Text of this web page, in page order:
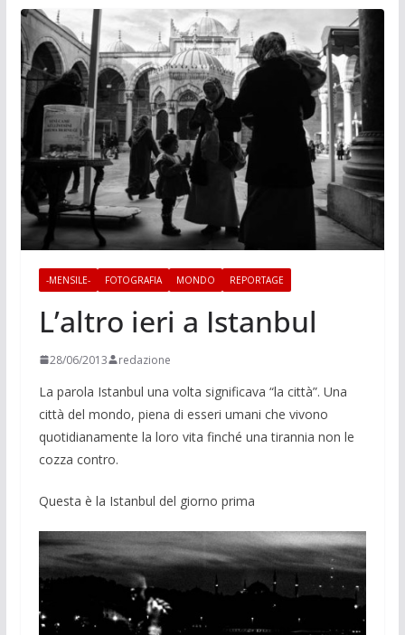
-MENSILE- FOTOGRAFIA MONDO REPORTAGE
L’altro ieri a Istanbul
28/06/2013 redazione
La parola Istanbul una volta significava “la città”. Una
città del mondo, piena di esseri umani che vivono
quotidianamente la loro vita finché una tirannia non le
cozza contro.
Questa è la Istanbul del giorno prima